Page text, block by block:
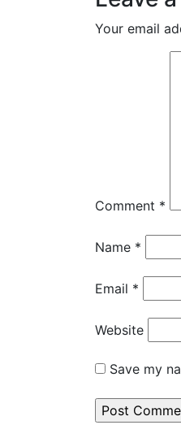
Your email
Comment *
Name *
Email *
Website
Save my